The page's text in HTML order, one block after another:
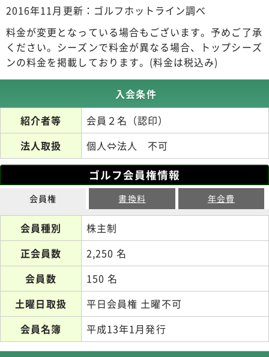
2016年11月更新：ゴルフホットライン調べ
料金が変更となっている場合もございます。予めご了承
ください。シーズンで料金が異なる場合、トップシーズ
ンの料金を掲載しております。(料金は税込み)
入会条件
紹介者等
会員２名（認印）
法人取扱
個人⇔法人 不可
ゴルフ会員権情報
会員権 書換料 年会費
会員種別
株主制
正会員数
2,250 名
会員数
150 名
土曜日取扱
平日会員権 土曜不可
会員名簿
平成13年1月発行